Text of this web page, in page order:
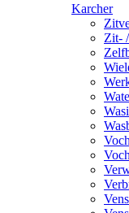
Karcher
Zit-